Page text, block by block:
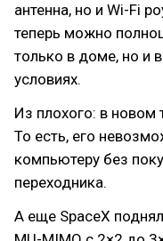
антенна, но и Wi-Fi
теперь можно
только в доме, но и
условиях.
Из плохого: в новом
То есть, его
компьютеру без
переходника.
А еще SpaceX